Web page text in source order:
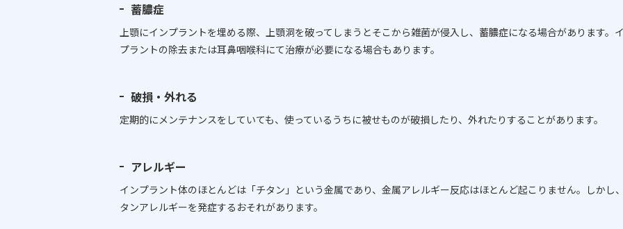
蓄膿症
上顎にインプラントを埋める際、上顎洞を破ってしまうとそこから雑菌が侵入し、蓄膿症になる場合があります。
プラントの除去または耳鼻咽喉科にて治療が必要になる場合もあります。
破損・外れる
定期的にメンテナンスをしていても、使っているうちに被せものが破損したり、外れたりすることがあります。
アレルギー
インプラント体のほとんどは「チタン」という金属であり、金属アレルギー反応はほとんど起こりません。しかし
タンアレルギーを発症するおそれがあります。